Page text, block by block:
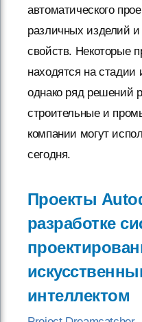
автоматического
различных изделий
свойств. Некоторые
находятся на стадии
однако ряд решений
строительные и
компании могут
сегодня.
Проекты
разработке
интеллектом